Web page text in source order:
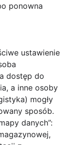
ponowna
ustawienie
dostęp do
a inne osoby
mogły
sposób.
danych”: